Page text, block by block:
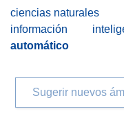
ciencias naturales
información
automático
Sugerir nuevos